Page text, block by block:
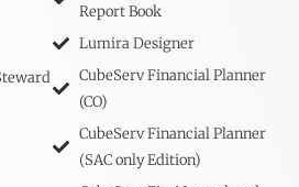
Report Book
Lumira Designer
CubeServ Financial Planner
(CO)
CubeServ Financial Planner
(SAC only Edition)